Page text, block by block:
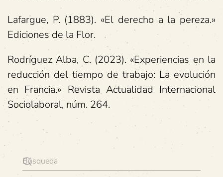
Lafargue, P. (1883). «El derecho a la pereza.»
Ediciones de la Flor.
Rodríguez Alba, C. (2023). «Experiencias en la
reducción del tiempo de trabajo: La evolución
en Francia.» Revista Actualidad Internacional
Sociolaboral, núm. 264.